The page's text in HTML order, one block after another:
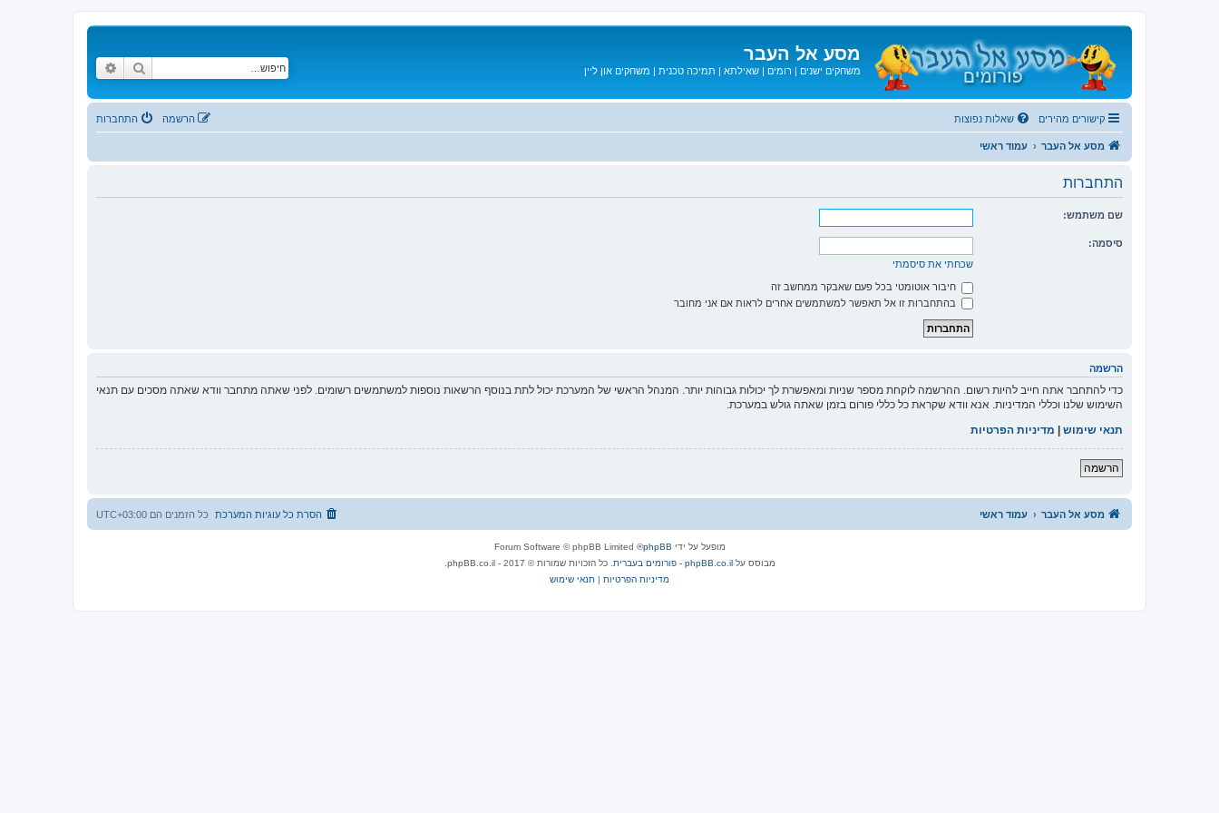
מסע אל העבר
משחקים ישנים | רומים | שאילתא | תמיכה טכנית | משחקים און ליין חיפוש
קישורים מהירים שאלות נפוצות התחברות הרשמה
מסע אל העבר עמוד ראשי
התחברות
שם משתמש:
סיסמה:
שכחתי את סיסמתי
חיבור אוטומטי בכל פעם שאבקר ממחשב זה
בהתחברות זו אל תאפשר למשתמשים אחרים לראות אם אני מחובר
הרשמה
כדי להתחבר אתה חייב להיות רשום. ההרשמה לוקחת מספר שניות ומאפשרת לך יכולות גבוהות יותר. המנהל הראשי של המערכת יכול לתת בנוסף הרשאות נוספות למשתמשים רשומים. לפני שאתה מתחבר וודא שאתה מסכים עם תנאי
השימוש שלנו וכללי המדיניות. אנא וודא שקראת כל כללי פורום בזמן שאתה גולש במערכת.
תנאי שימוש | מדיניות הפרטיות
הרשמה
מסע אל העבר עמוד ראשי כל הזמנים הם UTC+03:00 הסרת כל עוגיות המערכת
מופעל על ידי phpBB
® Forum Software © phpBB Limited
מבוסס עלphpBB.co.il - פורומים בעברית
. כל הזכויות שמורות © 2017 - phpBB.co.il.
מדיניות הפרטיות | תנאי שימוש